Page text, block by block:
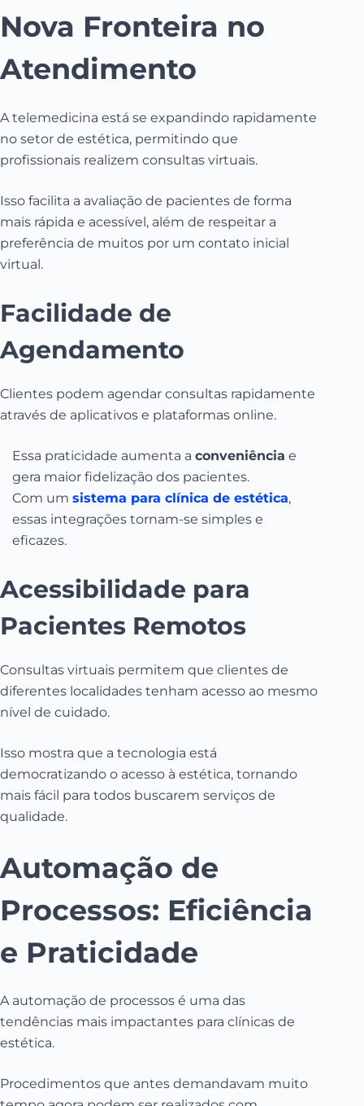
Nova Fronteira no
Atendimento
A telemedicina está se expandindo rapidamente
no setor de estética, permitindo que
profissionais realizem consultas virtuais.
Isso facilita a avaliação de pacientes de forma
mais rápida e acessível, além de respeitar a
preferência de muitos por um contato inicial
virtual.
Facilidade de
Agendamento
Clientes podem agendar consultas rapidamente
através de aplicativos e plataformas online.
Essa praticidade aumenta a conveniência e
gera maior fidelização dos pacientes.
Com um sistema para clínica de estética,
essas integrações tornam-se simples e
eficazes.
Acessibilidade para
Pacientes Remotos
Consultas virtuais permitem que clientes de
diferentes localidades tenham acesso ao mesmo
nível de cuidado.
Isso mostra que a tecnologia está
democratizando o acesso à estética, tornando
mais fácil para todos buscarem serviços de
qualidade.
Automação de
Processos: Eficiência
e Praticidade
A automação de processos é uma das
tendências mais impactantes para clínicas de
estética.
Procedimentos que antes demandavam muito